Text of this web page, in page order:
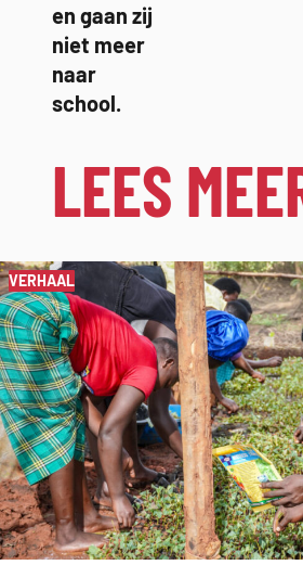
en gaan zij
niet meer
naar
school.
LEES
Spring
over
slider
met
3
berichten
VERHAAL